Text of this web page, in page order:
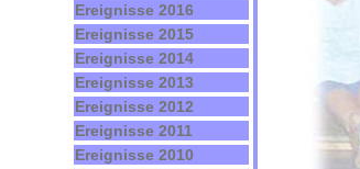
Ereignisse 2016
Ereignisse 2015
Ereignisse 2014
Ereignisse 2013
Ereignisse 2012
Ereignisse 2011
Ereignisse 2010